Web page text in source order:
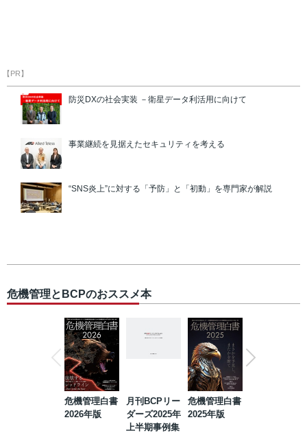
【PR】
防災DXの社会実装 －衛星データ利活用に向けて
事業継続を見据えたセキュリティを考える
“SNS炎上”に対する「予防」と「初動」を専門家が解説
危機管理とBCPのおススメ本
危機管理白書
2026年版
月刊BCPリー
ダーズ2025年
上半期事例集
危機管理白書
2025年版